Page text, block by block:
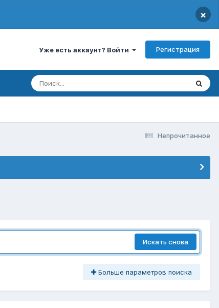
×
Уже есть аккаунт? Войти Регистрация
Непрочитанное
Искать снова
Больше параметров поиска